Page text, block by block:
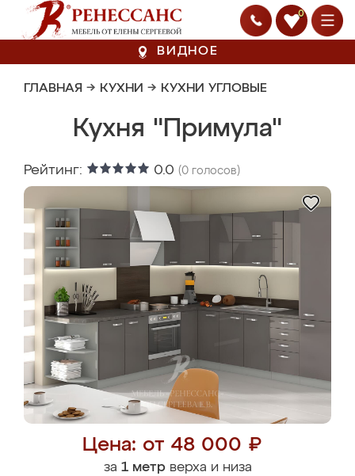
0
ВИДНОЕ
ГЛАВНАЯ → КУХНИ → КУХНИ УГЛОВЫЕ
Кухня "Примула"
Рейтинг: 0.0 (0 голосов)
Цена: от 48 000 ₽
за 1 метрверха и низа